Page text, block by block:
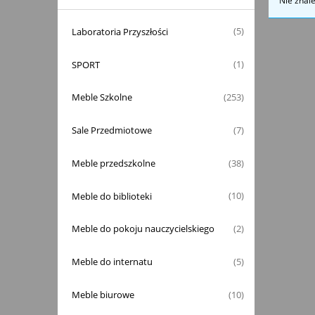
Laboratoria Przyszłości (5)
SPORT (1)
Meble Szkolne (253)
Sale Przedmiotowe (7)
Meble przedszkolne (38)
Meble do biblioteki (10)
Meble do pokoju nauczycielskiego (2)
Meble do internatu (5)
Meble biurowe (10)